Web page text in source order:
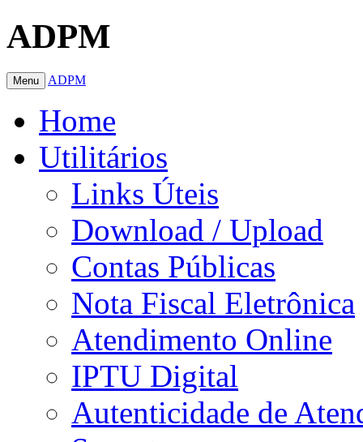
ADPM
Menu ADPM
Home
Utilitários
Links Úteis
Download / Upload
Contas Públicas
Nota Fiscal Eletrônica
Atendimento Online
IPTU Digital
Autenticidade de